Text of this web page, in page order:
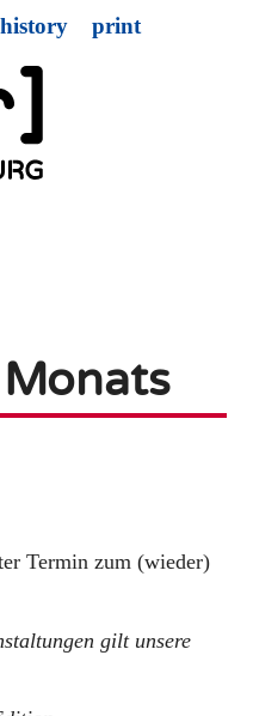
history
print
Termin zum (wieder)
gilt unsere